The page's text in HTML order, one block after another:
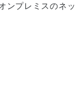
ンプレミスのネッ